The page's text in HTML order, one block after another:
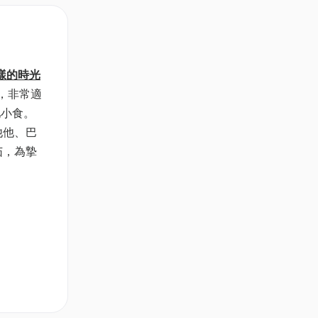
的時光
非常適
食。
、巴
，為摯